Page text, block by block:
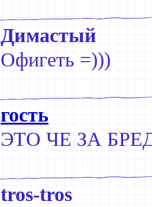
Димастый
Офигеть =)))
гость
ЭТО ЧЕ ЗА
tros-tros